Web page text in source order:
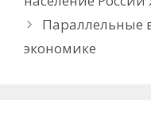
Параллельные
экономике